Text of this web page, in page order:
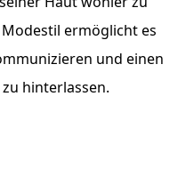
ermöglicht es
und einen
hinterlassen.